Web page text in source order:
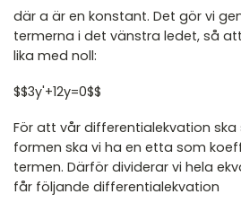
där a är en konstant. Det gör vi
termerna i det vänstra ledet, så
lika med noll:
$$3y'+12y=0$$
För att vår differentialekvation
formen ska vi ha en etta som
termen. Därför dividerar vi hela
får följande differentialekvation